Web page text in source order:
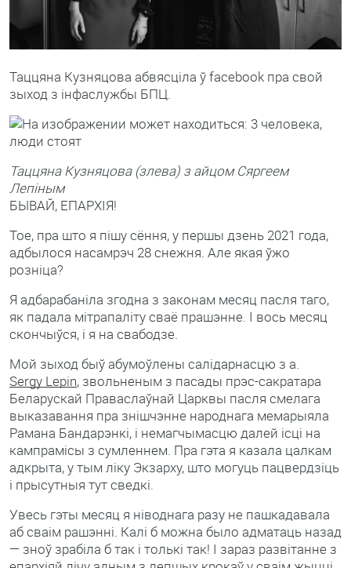
Таццяна Кузняцова абвясціла ў facebook пра свой
зыход з інфаслужбы БПЦ.
Таццяна Кузняцова (злева) з айцом Сяргеем
Лепіным
БЫВАЙ, ЕПАРХІЯ!
Тое, пра што я пішу сёння, у першы дзень 2021 года,
адбылося насамрэч 28 снежня. Але якая ўжо
розніца?
Я адбарабаніла згодна з законам месяц пасля таго,
як падала мітрапаліту сваё прашэнне. І вось месяц
скончыўся, і я на свабодзе.
Мой зыход быў абумоўлены салідарнасцю з а.
Sergy Lepin, звольненым з пасады прэс-сакратара
Беларускай Праваслаўнай Царквы пасля смелага
выказавання пра знішчэнне народнага мемарыяла
Рамана Бандарэнкі, і немагчымасцю далей ісці на
кампрамісы з сумленнем. Пра гэта я казала цалкам
адкрыта, у тым ліку Экзарху, што могуць пацвердзіць
і прысутныя тут сведкі.
Увесь гэты месяц я ніводнага разу не пашкадавала
аб сваім рашэнні. Калі б можна было адматаць назад
— зноў зрабіла б так і толькі так! І зараз развітанне з